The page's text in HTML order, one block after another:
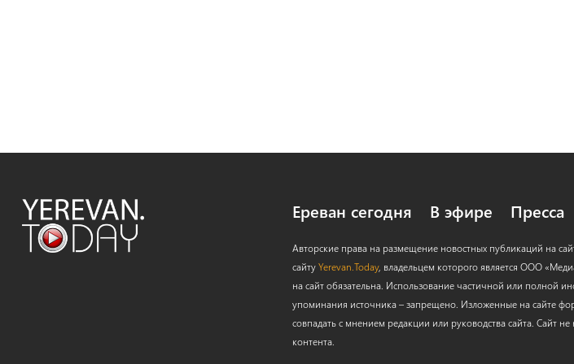
Ереван сегодня В эфире Пресса
Авторские права на размещение новостных публикаций на
сайтуYerevan.Today, владельцем которого является ООО
на сайт обязательна. Использование частичной или полной
упоминания источника – запрещено. Изложенные на сайте
совпадать с мнением редакции или руководства сайта. Сайт
контента.